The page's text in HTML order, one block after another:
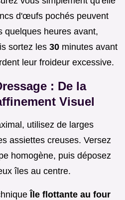
d'œufs pochés peuvent
quelques heures avant,
sortez les 30 minutes avant
leur froideur excessive.
: De la
Visuel
utilisez de larges
assiettes creuses. Versez
homogène, puis déposez
îles au centre.
Île flottante au four